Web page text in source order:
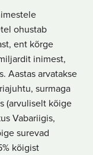
ohustab
ent kõrge
inimest,
Aastas arvatakse
surmaga
(arvuliselt kõige
Vabariigis,
surevad
kõigist